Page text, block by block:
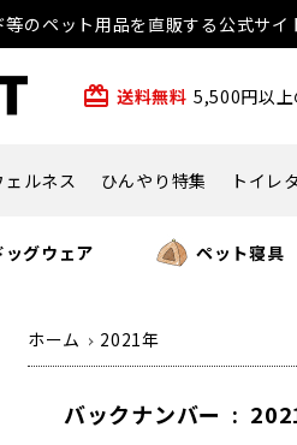
のペット用品を直販する公式サイ
card_giftcard 送料無料 5,500円以
ルネス ひんやり特集 トイレ
ッグウェア ペット寝具
ホーム 2021年
バックナンバー :